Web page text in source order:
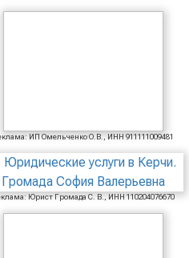
ИП Омельченко О.В., ИНН 911111009481
Юрист Громада С. В., ИНН 110204076670